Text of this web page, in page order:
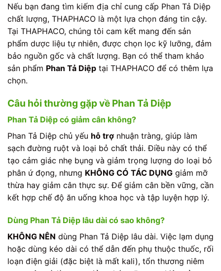
Nếu bạn đang tìm kiếm địa chỉ cung cấp Phan Tả Diệp
chất lượng, THAPHACO là một lựa chọn đáng tin cậy.
Tại THAPHACO, chúng tôi cam kết mang đến sản
phẩm dược liệu tự nhiên, được chọn lọc kỹ lưỡng, đảm
bảo nguồn gốc và chất lượng. Bạn có thể tham khảo
sản phẩm Phan Tả Diệp tại THAPHACO để có thêm lựa
chọn.
Câu hỏi thường gặp về Phan Tả Diệp
Phan Tả Diệp có giảm cân không?
Phan Tả Diệp chủ yếu hỗ trợ nhuận tràng, giúp làm
sạch đường ruột và loại bỏ chất thải. Điều này có thể
tạo cảm giác nhẹ bụng và giảm trọng lượng do loại bỏ
phân ứ đọng, nhưng KHÔNG CÓ TÁC DỤNG giảm mỡ
thừa hay giảm cân thực sự. Để giảm cân bền vững, cần
kết hợp chế độ ăn uống khoa học và tập luyện hợp lý.
Dùng Phan Tả Diệp lâu dài có sao không?
KHÔNG NÊN dùng Phan Tả Diệp lâu dài. Việc lạm dụng
hoặc dùng kéo dài có thể dẫn đến phụ thuộc thuốc, rối
loạn điện giải (đặc biệt là mất kali), tổn thương niêm